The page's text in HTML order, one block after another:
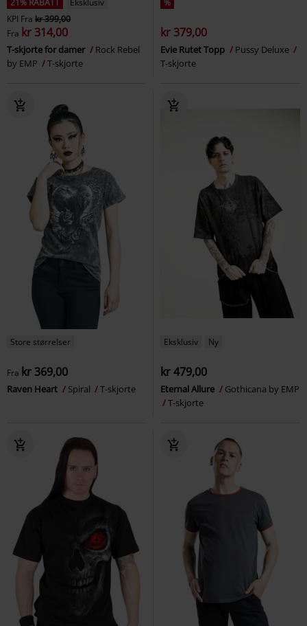
21% RABATT
Eksklusiv
KPI Fra kr 399,00
Fra kr 314,00
T-skjorte for damer
Rock Rebel
by EMP
T-skjorte
%
kr 379,00
Evie Rutet Topp
Pussy Deluxe
T-skjorte
Store størrelser
Fra kr 369,00
Raven Heart Spiral T-skjorte
Eksklusiv Ny
kr 479,00
Eternal Allure
Gothicana by EMP
T-skjorte